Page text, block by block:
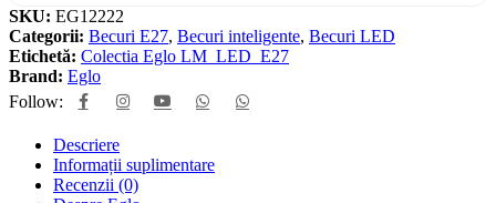
SKU: EG12222
Categorii: Becuri E27, Becuri inteligente, Becuri LED
Etichetă: Colectia Eglo LM_LED_E27
Brand: Eglo
Follow:
Descriere
Informații suplimentare
Recenzii (0)